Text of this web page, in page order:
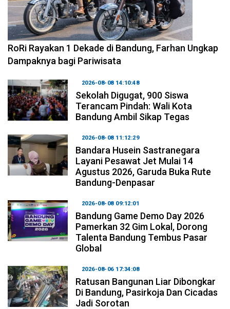
2026-08-09 09:55:44
RoRi Rayakan 1 Dekade di Bandung, Farhan Ungkap
Dampaknya bagi Pariwisata
2026-08-08 14:10:48
Sekolah Digugat, 900 Siswa
Terancam Pindah: Wali Kota
Bandung Ambil Sikap Tegas
2026-08-08 11:12:29
Bandara Husein Sastranegara
Layani Pesawat Jet Mulai 14
Agustus 2026, Garuda Buka Rute
Bandung-Denpasar
2026-08-08 09:12:01
Bandung Game Demo Day 2026
Pamerkan 32 Gim Lokal, Dorong
Talenta Bandung Tembus Pasar
Global
2026-08-06 17:34:08
Ratusan Bangunan Liar Dibongkar
Di Bandung, Pasirkoja Dan Cicadas
Jadi Sorotan